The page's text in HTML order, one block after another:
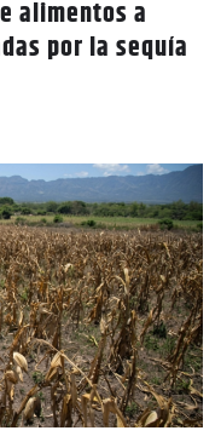
alimentos a
por la sequía